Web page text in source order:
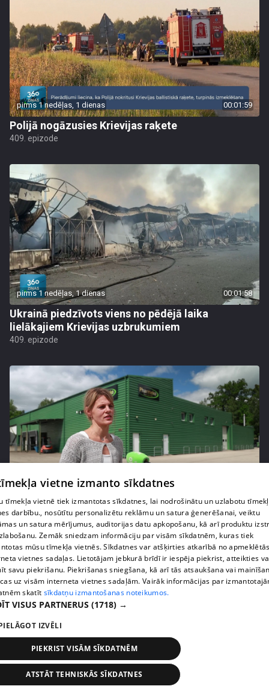
pirms 1 nedēļas, 1 dienas 00:01:59
Polijā nogāzusies Krievijas raķete
409. epizode
pirms 1 nedēļas, 1 dienas 00:01:58
Ukrainā piedzīvots viens no pēdējā laika
lielākajiem Krievijas uzbrukumiem
409. epizode
Melleņu zelta drudzis: kas nosaka iepirkuma
cenu?
409. epizode
vietne izmanto sīkdatnes
tīmekļa vietnē tiek izmantotas sīkdatnes, lai nodrošinātu un uzlabotu
darbību., nosūtītu personalizētu reklāmu un satura ģenerēšanai, veiktu
un satura mērījumus, auditorijas datu apkopošanu, kā arī produktu
Zemāk sniedzam informāciju par visām sīkdatnēm, kuras tiek
mūsu tīmekļa vietnēs. Sīkdatnes var atšķirties atkarībā no
vietnes sadaļas. Lietotājam jebkurā brīdī ir iespēja piekrist, atteikties
savu piekrišanu. Piekrišanas sniegšana, kā arī tās atsaukšana vai
uz visām interneta vietnes sadaļām. Vairāk informācijas par
skatīt sīkdatņu izmantošanas noteikumos.
VISUS PARTNERUS (1718) →
IZVĒLI
PIEKRIST VISĀM SĪKDATNĒM
ATSTĀT TEHNISKĀS SĪKDATNES